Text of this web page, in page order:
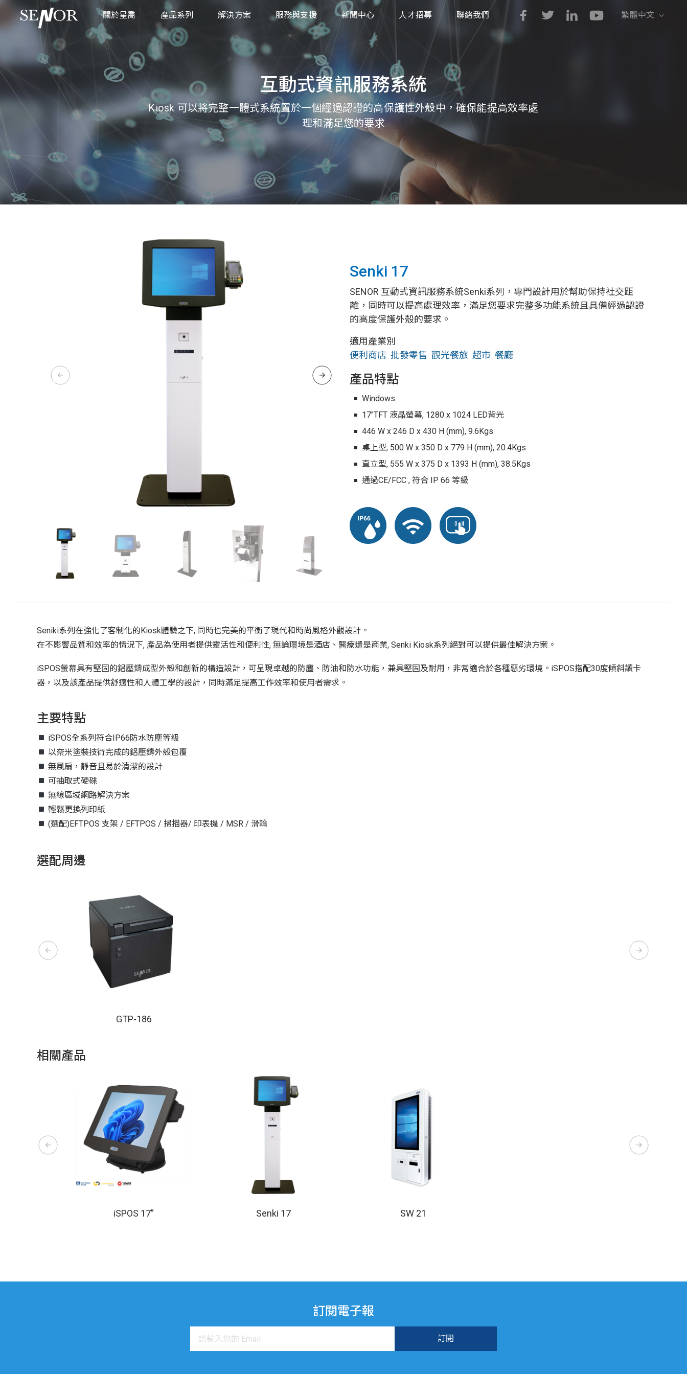
關於星喬
品牌故事
全球服務據點
產品系列
POS 系統
廚房顯示系統
互動式資訊服務系統
不鏽鋼平板系統
工業觸控顯示器
工業主機
POS 專用週邊設備
專用支架
解決方案
商業
醫療
服務與支援
返回商品授權申請
產品保固服務
新聞中心 人才招募 聯絡我們 繁體中文
互動式資訊服務系統
Kiosk 可以將完整一體式系統置於一個經過認證的高保護性外殼中，確保能提高效率處
理和滿足您的要求
Senki 17
SENOR 互動式資訊服務系統Senki系列，專門設計用於幫助保持社交距
離，同時可以提高處理效率，滿足您要求完整多功能系統且具備經過認證
的高度保護外殼的要求。
適用產業別
便利商店 批發零售 觀光餐旅 超市 餐廳
產品特點
Windows
17"TFT 液晶螢幕, 1280 x 1024 LED背光
446 W x 246 D x 430 H (mm), 9.6Kgs
桌上型, 500 W x 350 D x 779 H (mm), 20.4Kgs
直立型, 555 W x 375 D x 1393 H (mm), 38.5Kgs
通過CE/FCC , 符合 IP 66 等級
Seniki系列在強化了客制化的Kiosk體驗之下, 同時也完美的平衡了現代和時尚風格外觀設計。
在不影響品質和效率的情況下, 產品為使用者提供靈活性和便利性, 無論環境是酒店、醫療還是商業, Senki Kiosk系列絕對可以提供最佳解決方案。
iSPOS螢幕具有堅固的鋁壓鑄成型外殼和創新的構造設計，可呈現卓越的防塵、防油和防水功能，兼具堅固及耐用，非常適合於各種惡劣環境。iSPOS搭配30度傾斜讀卡
器，以及該產品提供舒適性和人體工學的設計，同時滿足提高工作效率和使用者需求。
主要特點
iSPOS全系列符合IP66防水防塵等級
以奈米塗裝技術完成的鋁壓鑄外殼包覆
無風扇，靜音且易於清潔的設計
可抽取式硬碟
無線區域網路解決方案
輕鬆更換列印紙
(選配)EFTPOS 支架 / EFTPOS / 掃描器/ 印表機 / MSR / 滑輪
選配周邊
GTP-186
相關產品
iSPOS 17” Senki 17 SW 21
訂閱電子報